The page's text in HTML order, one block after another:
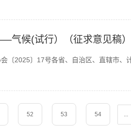
气候(试行）（征求意见稿
〔2025〕17号各省、自治区、直辖市、
52 53 54 ...